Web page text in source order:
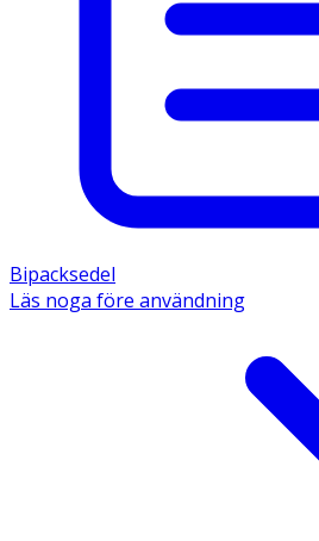
Bipacksedel
Läs noga före användning